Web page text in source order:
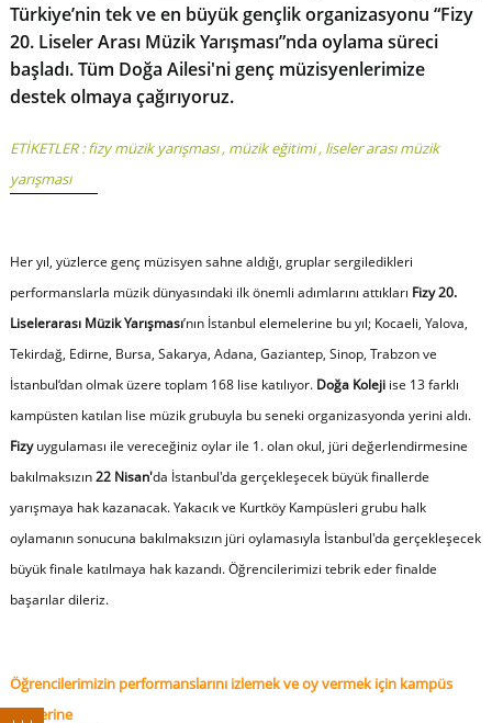
Türkiye’nin tek ve en büyük gençlik organizasyonu “Fizy
20. Liseler Arası Müzik Yarışması”nda oylama süreci
başladı. Tüm Doğa Ailesi'ni genç müzisyenlerimize
destek olmaya çağırıyoruz.
ETİKETLER :fizy müzik yarışması, müzik eğitimi, liseler arası müzik
yarışması
Her yıl, yüzlerce genç müzisyen sahne aldığı, gruplar sergiledikleri
performanslarla müzik dünyasındaki ilk önemli adımlarını attıkları Fizy 20.
Liselerarası Müzik Yarışması’nın İstanbul elemelerine bu yıl; Kocaeli, Yalova,
Tekirdağ, Edirne, Bursa, Sakarya, Adana, Gaziantep, Sinop, Trabzon ve
İstanbul‘dan olmak üzere toplam 168 lise katılıyor. Doğa Kolejiise 13 farklı
kampüsten katılan lise müzik grubuyla bu seneki organizasyonda yerini aldı.
Fizyuygulaması ile vereceğiniz oylar ile 1. olan okul, jüri değerlendirmesine
bakılmaksızın22 Nisan'da İstanbul'da gerçekleşecek büyük finallerde
yarışmaya hak kazanacak. Yakacık ve Kurtköy Kampüsleri grubu halk
oylamanın sonucuna bakılmaksızın jüri oylamasıyla İstanbul'da gerçekleşecek
büyük finale katılmaya hak kazandı. Öğrencilerimizi tebrik eder finalde
başarılar dileriz.
Öğrencilerimizin performanslarını izlemek ve oy vermek için kampüs
isimlerine